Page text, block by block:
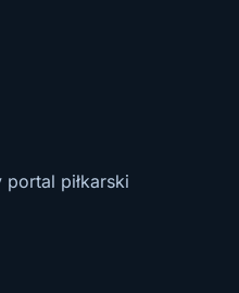
piłkarski